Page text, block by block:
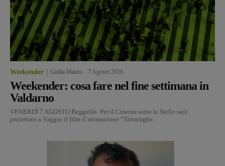
Weekender Giulia Mauro 7 Agosto 2026
Weekender: cosa fare nel fine settimana in
Valdarno
VENERDÌ 7 AGOSTO Reggello- Per il Cinema sotto le Stelle sarà
proiettato a Vaggio il film d’animazione “Tartarughe...